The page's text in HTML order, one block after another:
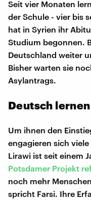
Seit vier Monaten
der Schule - vier bis
hat in Syrien ihr
Studium begonnen.
Deutschland weiter
Bisher warten sie
Asylantrags.
Deutsch
Um ihnen den
engagieren sich
Lirawi ist seit einem
Potsdamer Projekt
noch mehr
spricht Farsi. Ihre